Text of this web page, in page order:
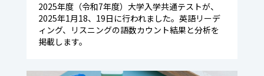
2025年度（令和7年度）大学入学共通テストが、
2025年1月18、19日に行われました。英語リーデ
ィング、リスニングの語数カウント結果と分析を
掲載します。